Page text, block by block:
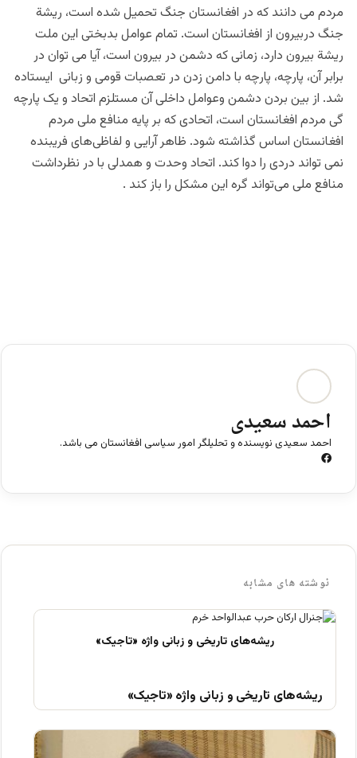
مردم می دانند که در افغانستان جنگ تحمیل شده است، ریشة
جنگ دربیرون از افغانستان است. تمام عوامل بدبختی این ملت
ریشة بیرون دارد، زمانی که دشمن در بیرون است، آیا می توان در
برابر آن، پارچه، پارچه با دامن زدن در تعصبات قومی و زبانی ایستاده
شد. از بین بردن دشمن وعوامل داخلی آن مستلزم اتحاد و یک پارچه
گی مردم افغانستان است، اتحادی که بر پایه منافع ملی مردم
افغانستان اساس گذاشته شود. ظاهر آرایی و لفاظی‌های فریبنده
نمی تواند دردی را دوا کند. اتحاد وحدت و همدلی با در نظرداشت
منافع ملی می‌تواند گره این مشکل را باز کند .
احمد سعیدی
احمد سعیدی نویسنده و تحلیلگر امور سیاسی افغانستان می باشد.
س
ک
نوشته های مشابه
ریشه‌های تاریخی و زبانی واژه «تاجیک»